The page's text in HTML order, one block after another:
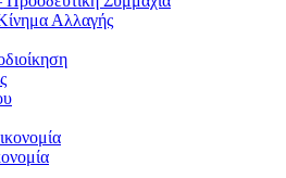
Αλλαγής